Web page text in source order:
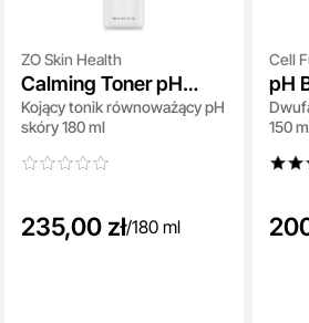
ZO Skin Health
Calming Toner pH
Balancer
Kojący tonik równoważący pH
skóry 180 ml
235,00 zł/180 ml
Cell
pH
150